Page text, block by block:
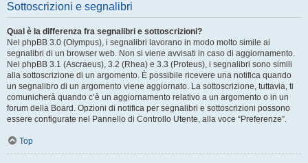
Sottoscrizioni e segnalibri
Qual è la differenza fra segnalibri e sottoscrizioni?
Nel phpBB 3.0 (Olympus), i segnalibri lavorano in modo molto simile ai
segnalibri di un browser web. Non si viene avvisati in caso di aggiornamento.
Nel phpBB 3.1 (Ascraeus), 3.2 (Rhea) e 3.3 (Proteus), i segnalibri sono simili
alla sottoscrizione di un argomento. È possibile ricevere una notifica quando
un segnalibro di un argomento viene aggiornato. La sottoscrizione, tuttavia, ti
comunicherà quando c’è un aggiornamento relativo a un argomento o in un
forum della Board. Opzioni di notifica per segnalibri e sottoscrizioni possono
essere configurate nel Pannello di Controllo Utente, alla voce “Preferenze”.
Top